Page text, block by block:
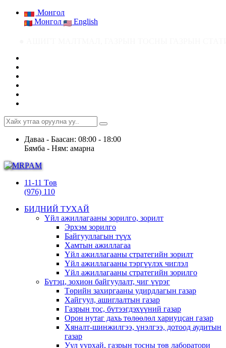
Монгол
Монгол
English
Даваа - Баасан: 08:00 - 18:00
Бямба - Ням: амарна
11-11 Төв
(976) 110
БИДНИЙ ТУХАЙ
Үйл ажиллагааны зорилго, зорилт
Эрхэм зорилго
Байгууллагын түүх
Хамтын ажиллагаа
Үйл ажиллагааны стратегийн зорилт
Үйл ажиллагааны тэргүүлэх чиглэл
Үйл ажиллагааны стратегийн зорилго
Бүтэц, зохион байгуулалт, чиг үүрэг
Төрийн захиргааны удирдлагын газар
Хайгуул, ашиглалтын газар
Газрын тос, бүтээгдэхүүний газар
Орон нутаг дахь төлөөлөл хариуцсан газар
Хяналт-шинжилгээ, үнэлгээ, дотоод аудитын
газар
Уул уурхай, газрын тосны төв лаборатори